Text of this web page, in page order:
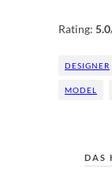
Rating: 5.0
DESIGNER
MODEL
DAS